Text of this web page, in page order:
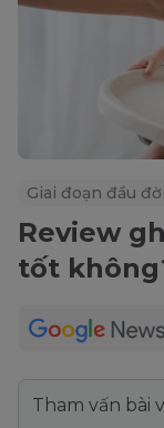
Giai đoạn đầu
Review
tốt
Tham vấn bài